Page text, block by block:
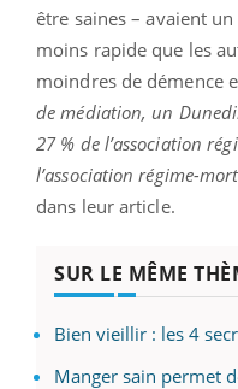
être saines – avaient
moins rapide que les
moindres de démence
de médiation, un
27 % de l’association
l’association régime-
dans leur article.
SUR LE MÊME
Bien vieillir : les 4
Manger sain permet